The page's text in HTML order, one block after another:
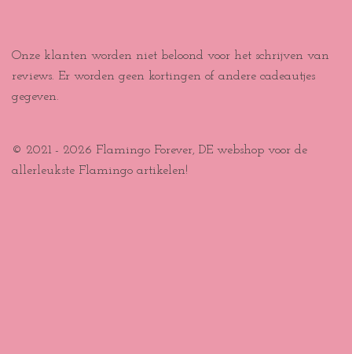
Onze klanten worden niet beloond voor het schrijven van
reviews. Er worden geen kortingen of andere cadeautjes
gegeven.
© 2021 - 2026 Flamingo Forever, DE webshop voor de
allerleukste Flamingo artikelen!